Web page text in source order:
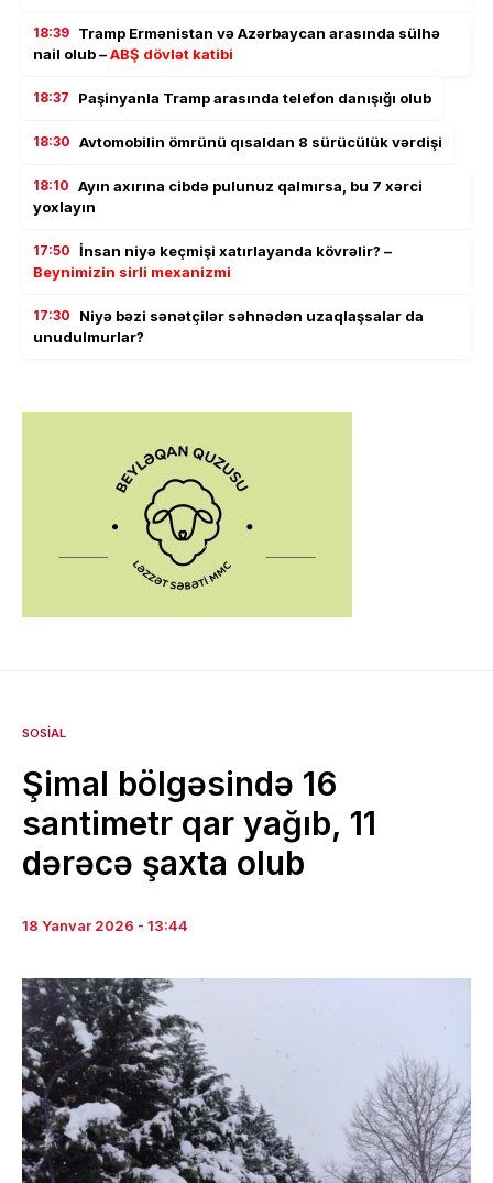
18:39 Tramp Ermənistan və Azərbaycan arasında sülhə
nail olub –ABŞ dövlət katibi
18:37 Paşinyanla Tramp arasında telefon danışığı olub
18:30 Avtomobilin ömrünü qısaldan 8 sürücülük vərdişi
18:10 Ayın axırına cibdə pulunuz qalmırsa, bu 7 xərci
yoxlayın
17:50 İnsan niyə keçmişi xatırlayanda kövrəlir? –
Beynimizin sirli mexanizmi
17:30
Niyə bəzi sənətçilər səhnədən uzaqlaşsalar da
unudulmurlar?
SOSIAL
Şimal bölgəsində 16
santimetr qar yağıb, 11
dərəcə şaxta olub
18 Yanvar 2026 - 13:44